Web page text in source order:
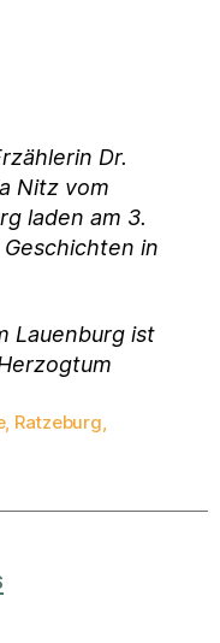
Dr.
Nitz vom
laden am 3.
in
Lauenburg ist
, Ratzeburg,